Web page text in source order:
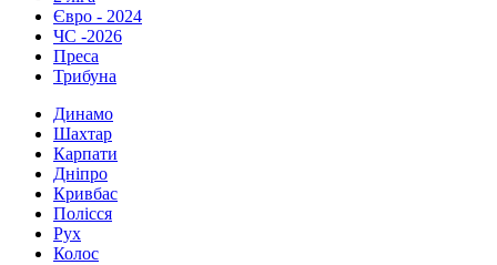
Євро - 2024
ЧС -2026
Преса
Трибуна
Динамо
Шахтар
Карпати
Дніпро
Кривбас
Полісся
Рух
Колос